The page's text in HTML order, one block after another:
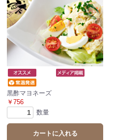
黒酢マヨネーズ
￥756
数量
カートに入れる